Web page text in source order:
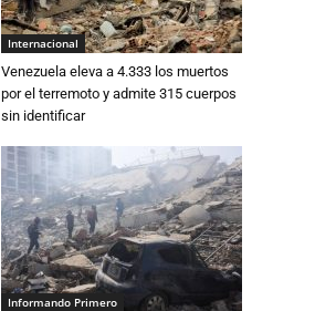
Internacional
Venezuela eleva a 4.333 los muertos
por el terremoto y admite 315 cuerpos
sin identificar
Informando Primero